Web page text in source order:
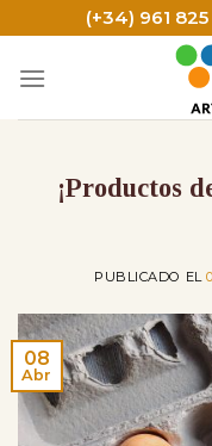
to
content
(+34) 961
¡Productos
PUBLICADO EL
08
Abr